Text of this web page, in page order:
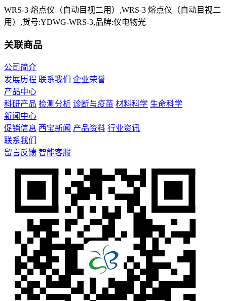
WRS-3 熔点仪（自动目视二用）,WRS-3 熔点仪（自动目视二
用）,货号:YDWG-WRS-3,品牌:仪电物光
关联商品
公司简介
发展历程 联系我们
企业荣誉
产品中心
科研产品 检测分析 诊断与疫苗 材料科学 生命科学
新闻中心
促销信息 西宝新闻 产品资料 行业资讯
联系我们
留言反馈 智能客服